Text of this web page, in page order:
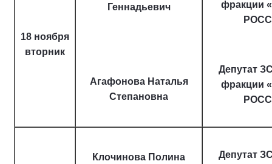
18 ноября
вторник
Геннадьевич
Агафонова Наталья
Степановна
фракции
Депутат
фракции
Клочинова Полина
Депутат